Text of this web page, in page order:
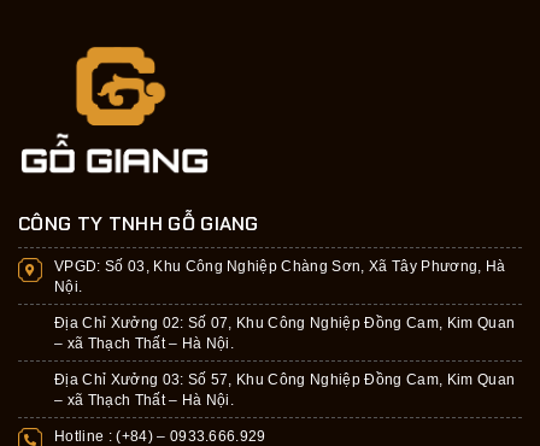
CÔNG TY TNHH GỖ GIANG
VPGD: Số 03, Khu Công Nghiệp Chàng Sơn, Xã Tây Phương, Hà
Nội.
Địa Chỉ Xưởng 02: Số 07, Khu Công Nghiệp Đồng Cam, Kim Quan
– xã Thạch Thất – Hà Nội.
Địa Chỉ Xưởng 03: Số 57, Khu Công Nghiệp Đồng Cam, Kim Quan
– xã Thạch Thất – Hà Nội.
Hotline : (+84) – 0933.666.929